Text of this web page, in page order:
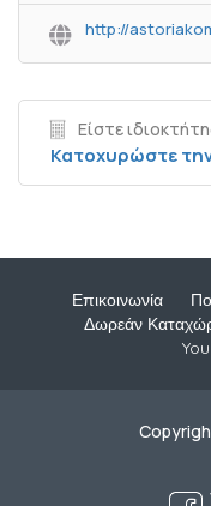
http://
Είστε
Κατοχυρώστε
Επικοινωνία
Δωρεάν